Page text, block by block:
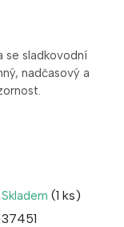
se sladkovodní
nadčasový a
Skladem (1 ks)
37451